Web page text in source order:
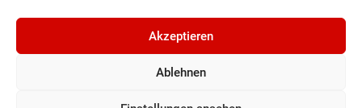
Akzeptieren
Ablehnen
©2024, Gepflanzt Jung- und SportwagenhandelsgmbH.